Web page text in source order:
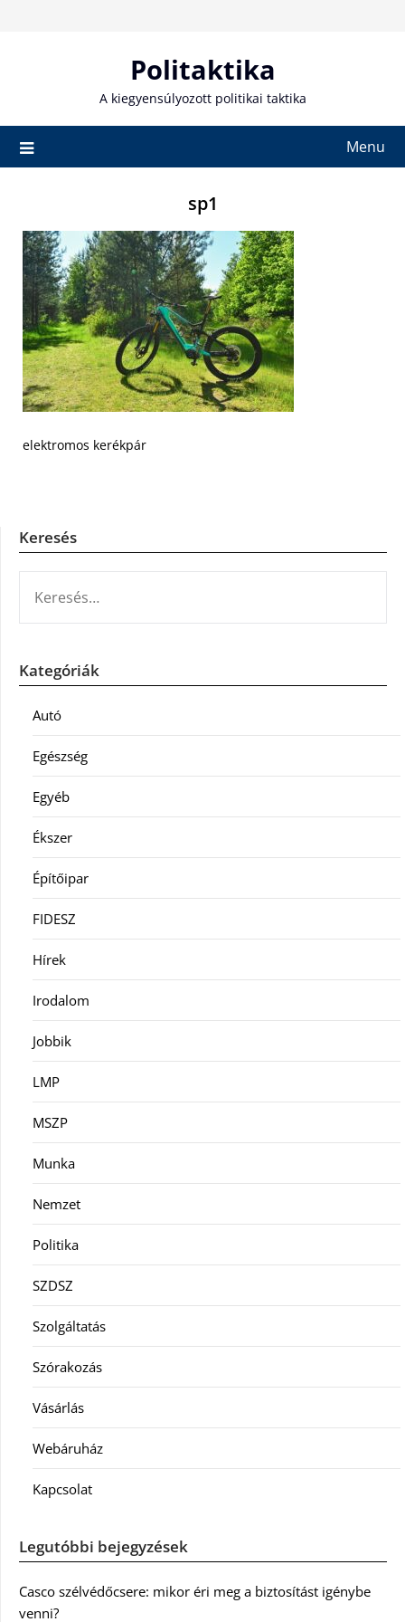
Politaktika
A kiegyensúlyozott politikai taktika
Menu
sp1
elektromos kerékpár
Keresés
Kategóriák
Autó
Egészség
Egyéb
Ékszer
Építőipar
FIDESZ
Hírek
Irodalom
Jobbik
LMP
MSZP
Munka
Nemzet
Politika
SZDSZ
Szolgáltatás
Szórakozás
Vásárlás
Webáruház
Kapcsolat
Legutóbbi bejegyzések
Casco szélvédőcsere: mikor éri meg a biztosítást igénybe
venni?